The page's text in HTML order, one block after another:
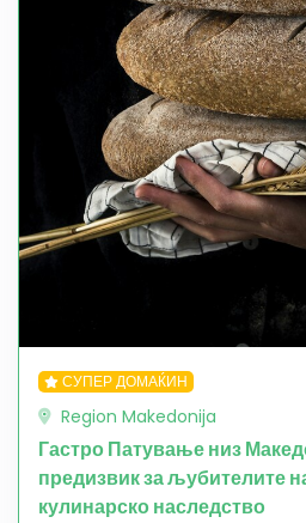
СУПЕР ДОМАЌИН
Region Makedonija
Гастро Патување низ
предизвик за љубителите
кулинарско наследство